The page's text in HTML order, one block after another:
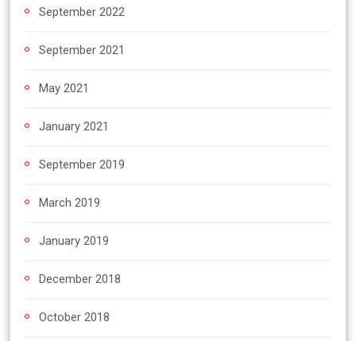
September 2022
September 2021
May 2021
January 2021
September 2019
March 2019
January 2019
December 2018
October 2018